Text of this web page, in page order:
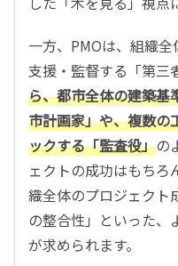
一方、PMOは、組織
支援・監督する「第三
ら、都市全体の建築基
市計画家」や、複数の
ックする「監査役」の
ェクトの成功はもちろ
織全体のプロジェクト
の整合性」といった、
が求められます。